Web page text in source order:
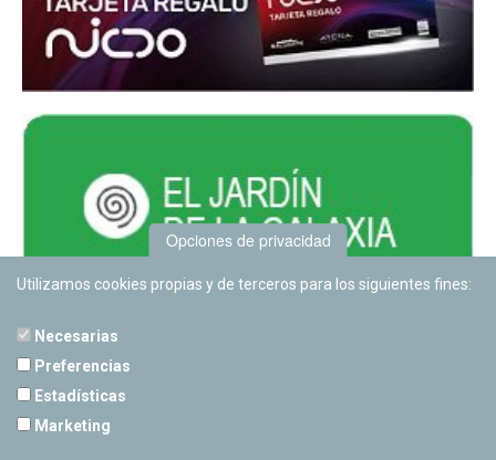
Opciones de privacidad
Utilizamos cookies propias y de terceros para los siguientes fines:
Necesarias
Preferencias
Estadísticas
Marketing